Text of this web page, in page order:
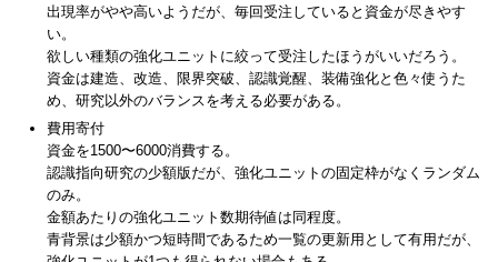
出現率がやや高いようだが、毎回受注していると資金が尽きやす
い。
欲しい種類の強化ユニットに絞って受注したほうがいいだろう。
資金は建造、改造、限界突破、認識覚醒、装備強化と色々使うた
め、研究以外のバランスを考える必要がある。
費用寄付
資金を1500〜6000消費する。
認識指向研究の少額版だが、強化ユニットの固定枠がなくランダム
のみ。
金額あたりの強化ユニット数期待値は同程度。
青背景は少額かつ短時間であるため一覧の更新用として有用だが、